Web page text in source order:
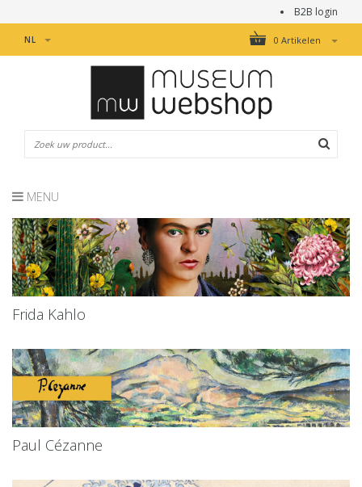
B2B login
0 Artikelen
NL
MENU
Frida Kahlo
Paul Cézanne